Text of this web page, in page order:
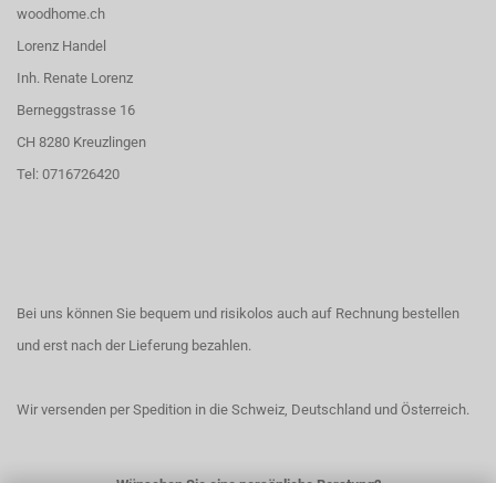
woodhome.ch
Lorenz Handel
Inh. Renate Lorenz
Berneggstrasse 16
CH 8280 Kreuzlingen
Tel: 0716726420
Bei uns können Sie bequem und risikolos auch auf Rechnung bestellen
und erst nach der Lieferung bezahlen.
Wir versenden per Spedition in die Schweiz, Deutschland und Österreich.